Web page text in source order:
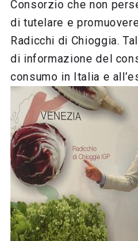
Consorzio che non
di tutelare e
Radicchi di Chioggia.
di informazione del
consumo in Italia e